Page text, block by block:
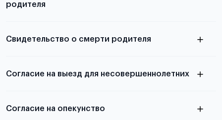
родителя
Свидетельство о смерти родителя
Согласие на выезд для несовершеннолетних
Согласие на опекунство